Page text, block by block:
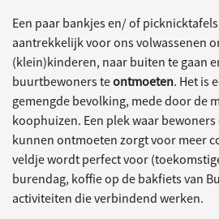
Een paar bankjes en/ of
aantrekkelijk voor ons volwassenen
(klein)kinderen, naar buiten te gaan
buurtbewoners teontmoeten. Het is
gemengde bevolking, mede door de
koophuizen. Een plek waar
kunnen ontmoeten zorgt voor meer
veldje wordt perfect voor
burendag, koffie op de bakfiets van
activiteiten die verbindend werken.